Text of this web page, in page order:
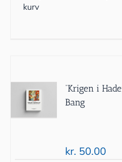
kurv
“Krigen i
Bang
kr. 50.00